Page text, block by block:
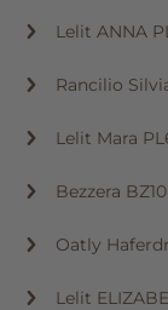
Lelit ANNA
Rancilio
Lelit Mara
Bezzera
Oatly
Lelit